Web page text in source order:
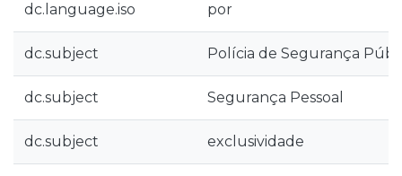
dc.language.iso por
dc.subject Polícia de Segurança
dc.subject Segurança Pessoal
dc.subject exclusividade